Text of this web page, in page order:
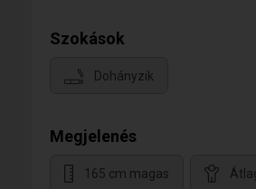
Szokások
Dohányzik
Megjelenés
165 cm magas